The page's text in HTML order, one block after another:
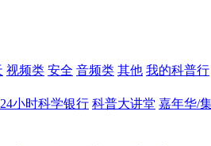
视频类 安全 音频类 其他 我的科普行
24小时科学银行 科普大讲堂 嘉年华/